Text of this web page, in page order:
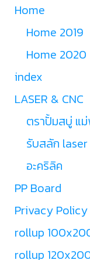
Home
Home 2019
Home 2020
index
LASER & CNC
ตราปั้มสบู่ แ
รับสลัก
อะคริลิค
PP Board
Privacy Policy
rollup
rollup